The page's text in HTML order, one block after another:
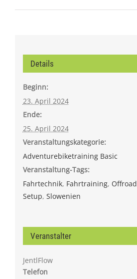
Details
Beginn:
23. April 2024
Ende:
25. April 2024
Veranstaltungskategorie:
Adventurebiketraining Basic
Veranstaltung-Tags:
Fahrtechnik, Fahrtraining, Offroad
Setup, Slowenien
Veranstalter
JentlFlow
Telefon